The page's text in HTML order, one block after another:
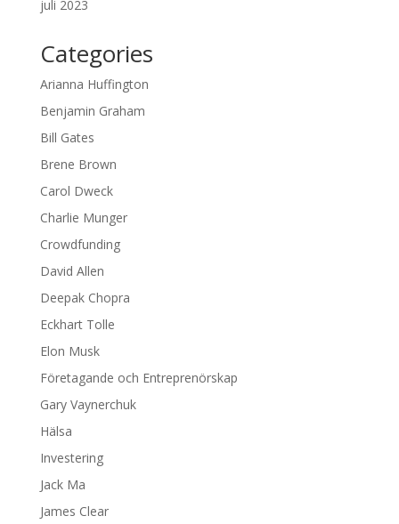
juli 2023
Categories
Arianna Huffington
Benjamin Graham
Bill Gates
Brene Brown
Carol Dweck
Charlie Munger
Crowdfunding
David Allen
Deepak Chopra
Eckhart Tolle
Elon Musk
Företagande och Entreprenörskap
Gary Vaynerchuk
Hälsa
Investering
Jack Ma
James Clear